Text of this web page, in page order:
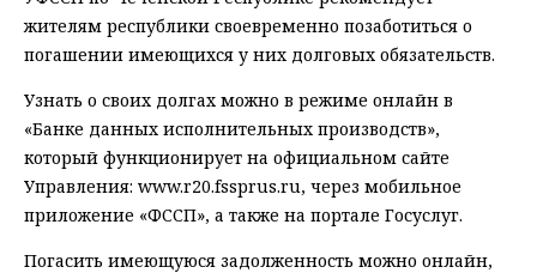
жителям республики своевременно позаботиться о
погашении имеющихся у них долговых обязательств.
Узнать о своих долгах можно в режиме онлайн в
«Банке данных исполнительных производств»,
который функционирует на официальном сайте
Управления: www.r20.fssprus.ru, через мобильное
приложение «ФССП», а также на портале Госуслуг.
Погасить имеющуюся задолженность можно онлайн,